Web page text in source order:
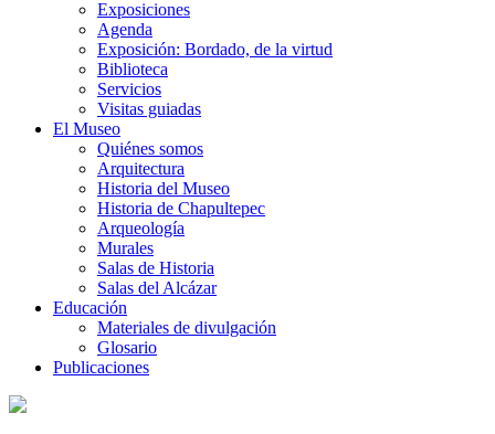
Exposiciones
Agenda
Exposición: Bordado, de la virtud
Biblioteca
Servicios
Visitas guiadas
El Museo
Quiénes somos
Arquitectura
Historia del Museo
Historia de Chapultepec
Arqueología
Murales
Salas de Historia
Salas del Alcázar
Educación
Materiales de divulgación
Glosario
Publicaciones